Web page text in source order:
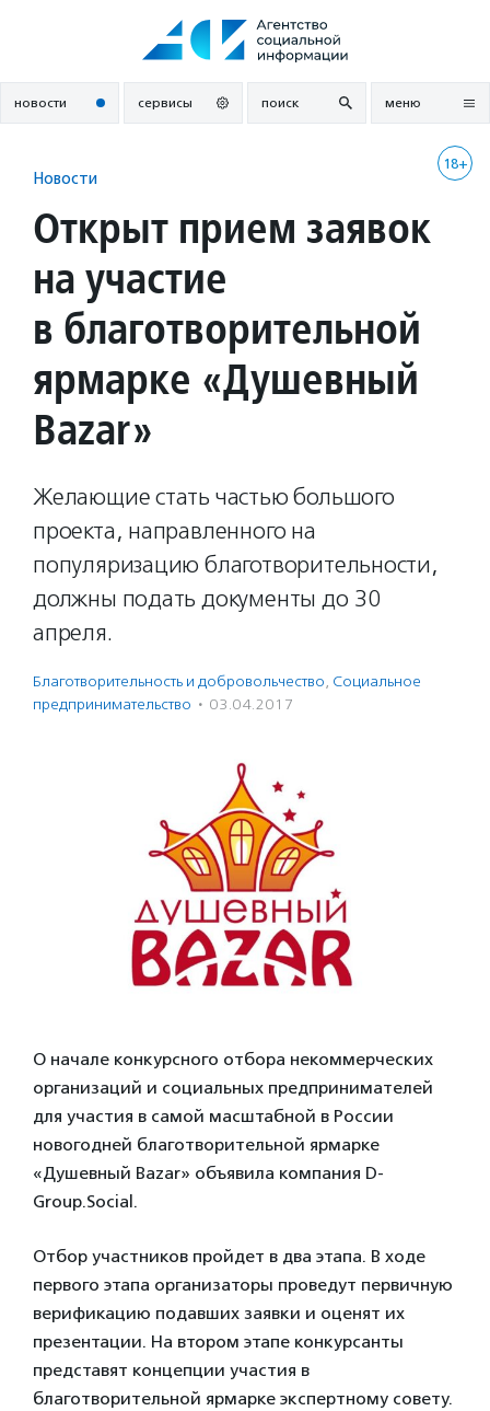
новости сервисы поиск меню
18+
Новости
Открыт прием заявок
на участие
в благотворительной
ярмарке «Душевный
Bazar»
Желающие стать частью большого
проекта, направленного на
популяризацию благотворительности,
должны подать документы до 30
апреля.
Благотвори­тель­ность и доброволь­чест­во, Социальное
предпри­нима­тель­ство · 03.04.2017
О начале конкурсного отбора некоммерческих
организаций и социальных предпринимателей
для участия в самой масштабной в России
новогодней благотворительной ярмарке
«Душевный Bazar» объявила компания D-
Group.Social.
Отбор участников пройдет в два этапа. В ходе
первого этапа организаторы проведут первичную
верификацию подавших заявки и оценят их
презентации. На втором этапе конкурсанты
представят концепции участия в
благотворительной ярмарке экспертному совету.